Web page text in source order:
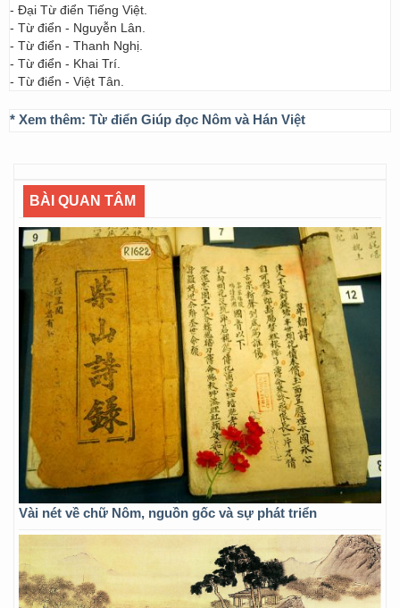
- Đại Từ điển Tiếng Việt.
- Từ điển - Nguyễn Lân.
- Từ điển - Thanh Nghị.
- Từ điển - Khai Trí.
- Từ điển - Việt Tân.
* Xem thêm: Từ điển Giúp đọc Nôm và Hán Việt
BÀI QUAN TÂM
Vài nét về chữ Nôm, nguồn gốc và sự phát triển